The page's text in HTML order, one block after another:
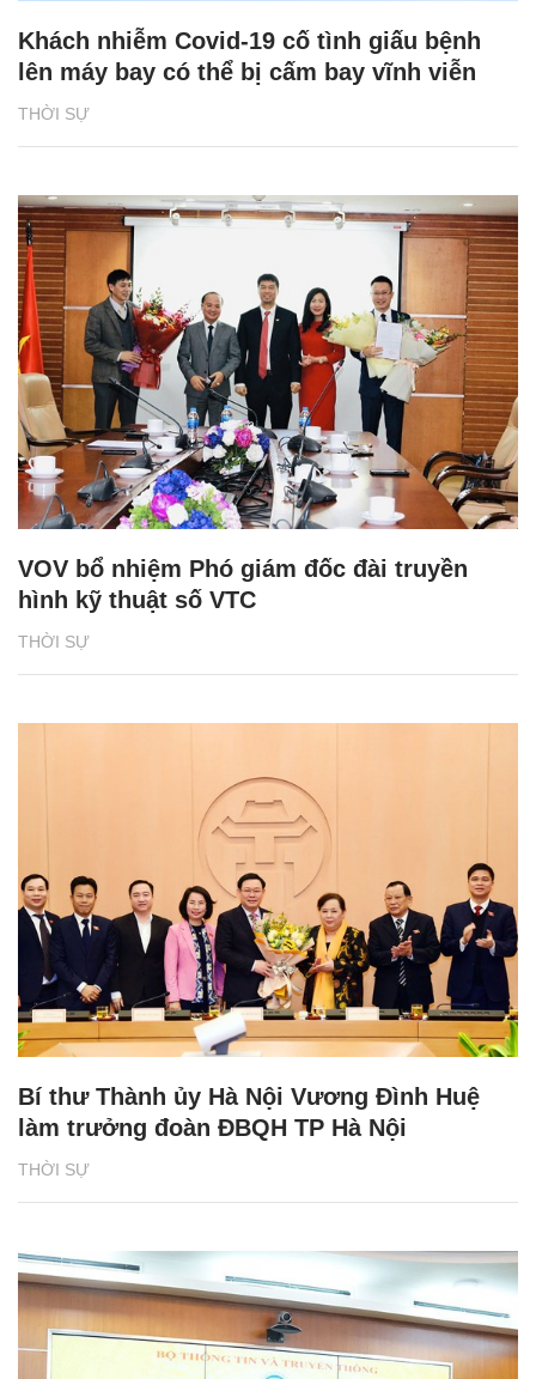
THỜI SỰ
Khách nhiễm Covid-19 cố tình giấu bệnh
lên máy bay có thể bị cấm bay vĩnh viễn
THỜI SỰ
VOV bổ nhiệm Phó giám đốc đài truyền
hình kỹ thuật số VTC
THỜI SỰ
Bí thư Thành ủy Hà Nội Vương Đình Huệ
làm trưởng đoàn ĐBQH TP Hà Nội